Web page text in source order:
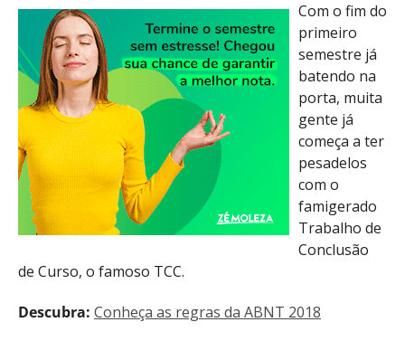
Com o fim do
primeiro
semestre já
batendo na
porta, muita
gente já
começa a ter
pesadelos
com o
famigerado
Trabalho de
Conclusão
de Curso, o famoso TCC.
Descubra: Conheça as regras da ABNT 2018